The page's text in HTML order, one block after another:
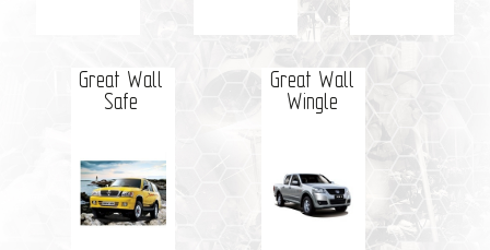
Great Wall
Safe
Great Wall
Wingle